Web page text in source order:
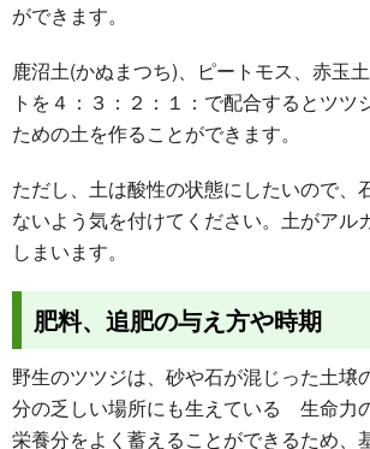
ができます。
鹿沼土(かぬまつち)、ピートモス、赤玉
トを４：３：２：１：で配合するとツツ
ための土を作ることができます。
ただし、土は酸性の状態にしたいので、
ないよう気を付けてください。土がアル
しまいます。
肥料、追肥の与え方や時期
野生のツツジは、砂や石が混じった土壌
分の乏しい場所にも生えている 生命力
栄養分をよく蓄えることができるため、